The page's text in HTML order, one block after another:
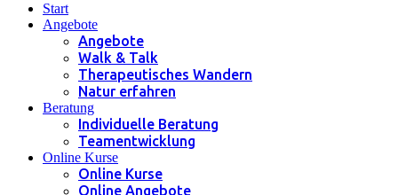
Start
Angebote
Angebote
Walk & Talk
Therapeutisches Wandern
Natur erfahren
Beratung
Individuelle Beratung
Teamentwicklung
Online Kurse
Online Kurse
Online Angebote